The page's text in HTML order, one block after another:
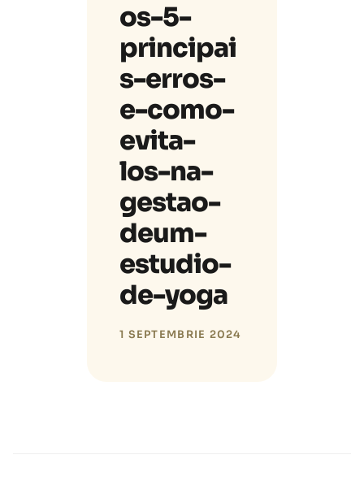
os-5-
principai
s-erros-
e-como-
evita-
los-na-
gestao-
deum-
estudio-
de-yoga
1 SEPTEMBRIE 2024